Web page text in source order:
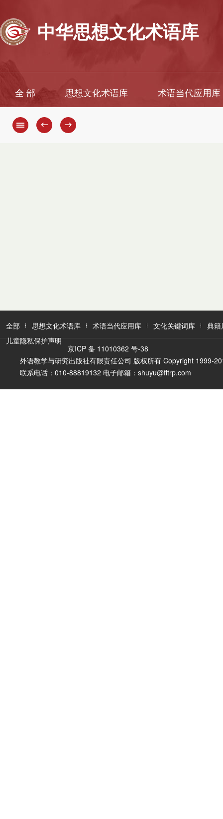
中华思想文化术语库
全 部 思想文化术语库 术语当代应用库
← →
全部 思想文化术语库 术语当代应用库 文化关键词库
典籍
儿童隐私保护声明
京ICP 备 11010362 号-38
外语教学与研究出版社有限责任公司 版权所有 Copyright 1999-
联系电话：010-88819132 电子邮箱：shuyu@fltrp.com